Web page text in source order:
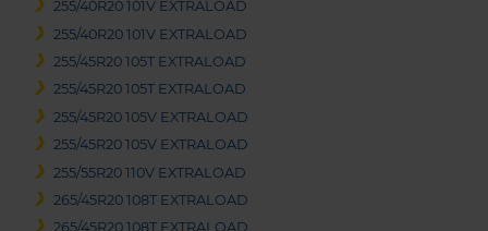
255/40R20 101V EXTRALOAD
255/40R20 101V EXTRALOAD
255/45R20 105T EXTRALOAD
255/45R20 105T EXTRALOAD
255/45R20 105V EXTRALOAD
255/45R20 105V EXTRALOAD
255/55R20 110V EXTRALOAD
265/45R20 108T EXTRALOAD
265/45R20 108T EXTRALOAD